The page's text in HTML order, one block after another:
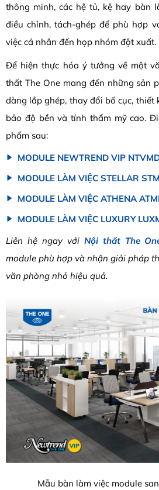
thông minh, các hệ tủ, kệ hay bàn
điều chỉnh, tách-ghép để phù hợp
việc cá nhân đến họp nhóm đột xuất.
Để hiện thực hóa ý tưởng về một
thất The One mang đến những sản
dàng lắp ghép, thay đổi bố cục, thiết
bảo độ bền và tính thẩm mỹ cao.
phẩm sau:
MODULE NEWTREND VIP
MODULE LÀM VIỆC STELLAR
MODULE LÀM VIỆC ATHENA
MODULE LÀM VIỆC LUXURY
Liên hệ ngay với Nội thất The
module phù hợp và nhận giải pháp
văn phòng nhỏ hiệu quả.
Mẫu bàn làm việc module